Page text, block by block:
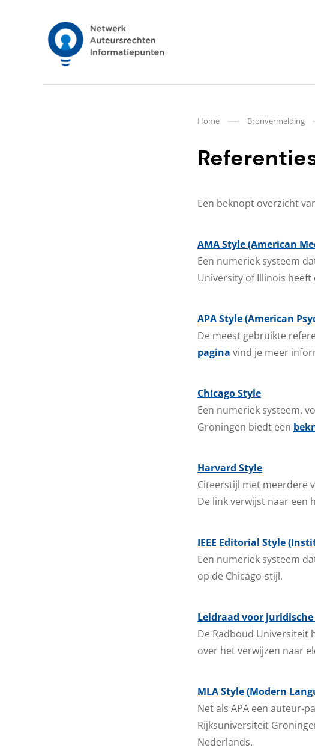
Auteursrechten.nl
Home Bronvermelding
Een beknopt overzicht
AMA Style (American
Een numeriek systeem
University of Illinois heeft
APA Style (American
De meest gebruikte
pagina vind je meer
Chicago Style
Een numeriek systeem,
Groningen biedt een
Harvard Style
Citeerstijl met meerdere
De link verwijst naar een
IEEE Editorial Style
Een numeriek systeem
op de Chicago-stijl.
Leidraad voor
De Radboud Universiteit
over het verwijzen naar
MLA Style (Modern
Net als APA een auteur-
Rijksuniversiteit
Nederlands.